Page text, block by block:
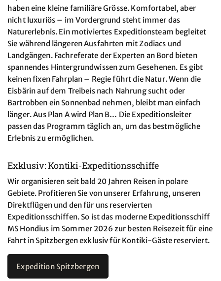
haben eine kleine familiäre Grösse. Komfortabel, aber
nicht luxuriös – im Vordergrund steht immer das
Naturerlebnis. Ein motiviertes Expeditionsteam begleitet
Sie während längeren Ausfahrten mit Zodiacs und
Landgängen. Fachreferate der Experten an Bord bieten
spannendes Hintergrundwissen zum Gesehenen. Es gibt
keinen fixen Fahrplan – Regie führt die Natur. Wenn die
Eisbärin auf dem Treibeis nach Nahrung sucht oder
Bartrobben ein Sonnenbad nehmen, bleibt man einfach
länger. Aus Plan A wird Plan B… Die Expeditionsleiter
passen das Programm täglich an, um das bestmögliche
Erlebnis zu ermöglichen.
Exklusiv: Kontiki-Expeditionsschiffe
Wir organisieren seit bald 20 Jahren Reisen in polare
Gebiete. Profitieren Sie von unserer Erfahrung, unseren
Direktflügen und den für uns reservierten
Expeditionsschiffen. So ist das moderne Expeditionsschiff
MS Hondius im Sommer 2026 zur besten Reisezeit für eine
Fahrt in Spitzbergen exklusiv für Kontiki-Gäste reserviert.
Expedition Spitzbergen